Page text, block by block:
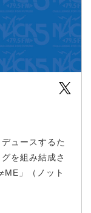
ュースするた
を組み結成さ
」（ノット